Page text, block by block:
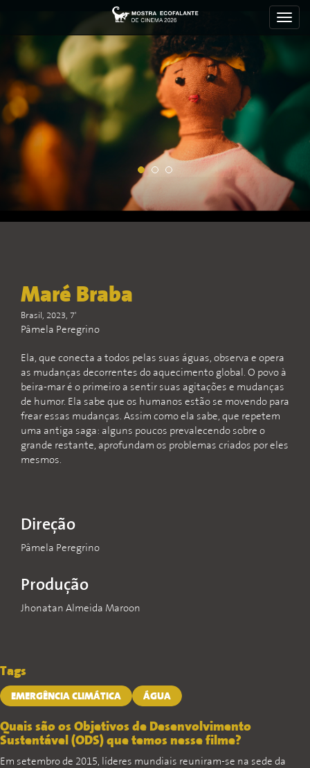
Maré Braba
Brasil, 2023, 7'
Pâmela Peregrino
Ela, que conecta a todos pelas suas águas, observa e opera
as mudanças decorrentes do aquecimento global. O povo à
beira-mar é o primeiro a sentir suas agitações e mudanças
de humor. Ela sabe que os humanos estão se movendo para
frear essas mudanças. Assim como ela sabe, que repetem
uma antiga saga: alguns poucos prevalecendo sobre o
grande restante, aprofundam os problemas criados por eles
mesmos.
Direção
Pâmela Peregrino
Produção
Jhonatan Almeida Maroon
Tags
EMERGÊNCIA CLIMÁTICA ÁGUA
Quais são os Objetivos de Desenvolvimento
Sustentável (ODS) que temos nesse filme?
Em setembro de 2015, líderes mundiais reuniram-se na sede da